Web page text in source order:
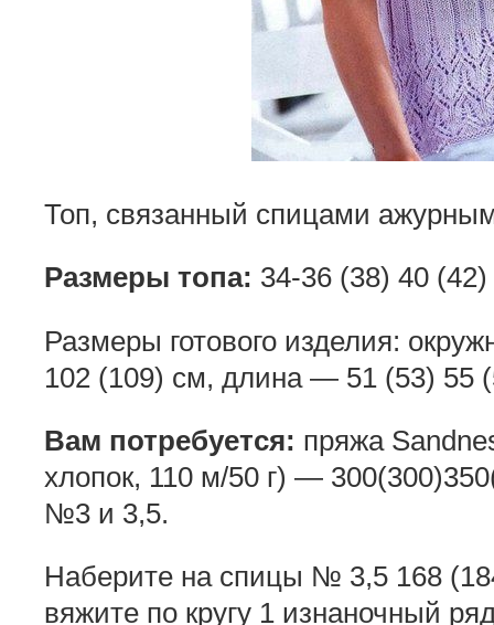
Топ, связанный спицами
Размеры топа: 34-36 (38) 40
Размеры готового изделия:
102 (109) см, длина — 51 (53) 55
Вам потребуется: пряжа
хлопок, 110 м/50 г) —
№3 и 3,5.
Наберите на спицы № 3,5 168
вяжите по кругу 1 изнаночный